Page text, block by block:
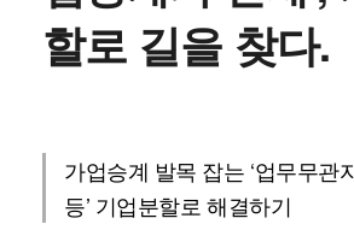
할로 길을 찾다.
가업승계 발목 잡는 ‘업무무관
등’ 기업분할로 해결하기